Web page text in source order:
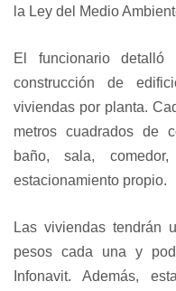
la Ley del Medio
El funcionario
construcción de
viviendas por planta.
metros cuadrados de
baño, sala,
estacionamiento propio.
Las viviendas tendrán
pesos cada una y
Infonavit. Además,